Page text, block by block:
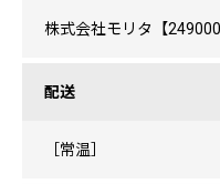
株式会社モリタ【
配送
［常温］